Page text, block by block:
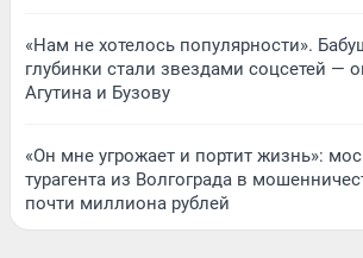
«Нам не хотелось популярности».
глубинки стали звездами соцсетей —
Агутина и Бузову
«Он мне угрожает и портит жизнь»:
турагента из Волгограда в
почти миллиона рублей